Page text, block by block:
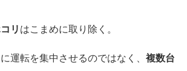
リ はこまめに取り除く。
運転を集中させるのではなく、 複数台